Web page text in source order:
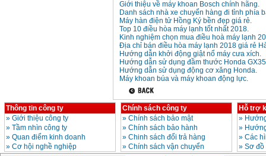
Giới thiệu về máy khoan Bosch chính hãng.
Danh sách nhà xe chuyển hàng đi tỉnh phía
Máy hàn điện tử Hồng Ký bền đẹp giá rẻ.
Top 10 điều hòa máy lạnh tốt nhất 2018.
Kinh nghiệm chọn mua điều hoà máy lạnh
Địa chỉ bán điều hòa máy lạnh 2018 giá rẻ
Hướng dẫn khởi động giật nổ máy cưa xích.
Hướng dẫn sử dụng đầm thước Honda
Hướng dẫn sử dụng động cơ xăng Honda.
Máy khoan búa và máy khoan động lực.
Thông tin công ty
» Giới thiệu công ty
» Tầm nhìn công ty
» Quan điểm kinh doanh
» Cơ hội nghề nghiệp
Chính sách công ty
» Chính sách bảo mật
» Chính sách bảo hành
» Chinh sách đổi trả hàng
» Chính sách vận chuyển
Hỗ trợ
»
»
» Các
» Sơ